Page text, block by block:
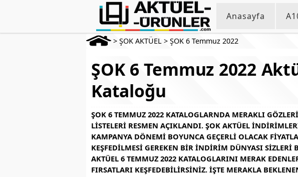
Anasayfa
> ŞOK AKTÜEL > ŞOK 6 Temmuz 2022
ŞOK 6 Temmuz 2022
Kataloğu
ŞOK 6 TEMMUZ 2022 KATALOGLARNDA MERAKLI
LISTELERI RESMEN AÇIKLANDI. ŞOK AKTÜEL
KAMPANYA DÖNEMI BOYUNCA GEÇERLI OLACAK
KEŞFEDILMESI GEREKEN BIR INDIRIM DÜNYASI SIZLERI
AKTÜEL 6 TEMMUZ 2022 KATALOGLARINI MERAK
FIRSATLARI KEŞFEDEBILIRSINIZ. İŞTE MERAKLA